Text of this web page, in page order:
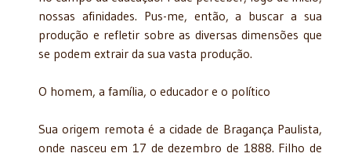
nossas afinidades. Pus-me, então, a buscar a sua
produção e refletir sobre as diversas dimensões que
se podem extrair da sua vasta produção.
O homem, a família, o educador e o político
Sua origem remota é a cidade de Bragança Paulista,
onde nasceu em 17 de dezembro de 1888. Filho de